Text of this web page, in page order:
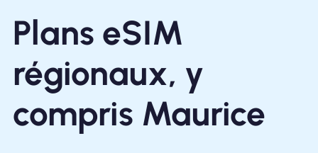
Plans eSIM
régionaux, y
compris Maurice